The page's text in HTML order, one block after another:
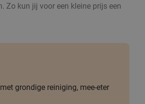
Zo kun jij voor een kleine prijs een
grondige reiniging, mee-eter